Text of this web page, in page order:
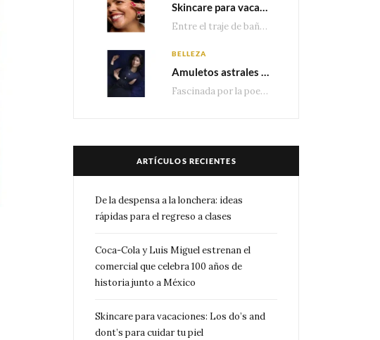
Skincare para vacaciones: Los do’s and dont’s para cuidar tu piel
Entre el traje de baño, las sandalias, los lentes de sol y los looks que…
BELLEZA
Amuletos astrales y la icónica colección Zodiaque de Van Cleef & Arpels
Fascinada por la poesía de las estrellas, la Maison Van Cleef & Arpels celebra la llegada de las…
ARTÍCULOS RECIENTES
De la despensa a la lonchera: ideas
rápidas para el regreso a clases
Coca-Cola y Luis Miguel estrenan el
comercial que celebra 100 años de
historia junto a México
Skincare para vacaciones: Los do’s and
dont’s para cuidar tu piel